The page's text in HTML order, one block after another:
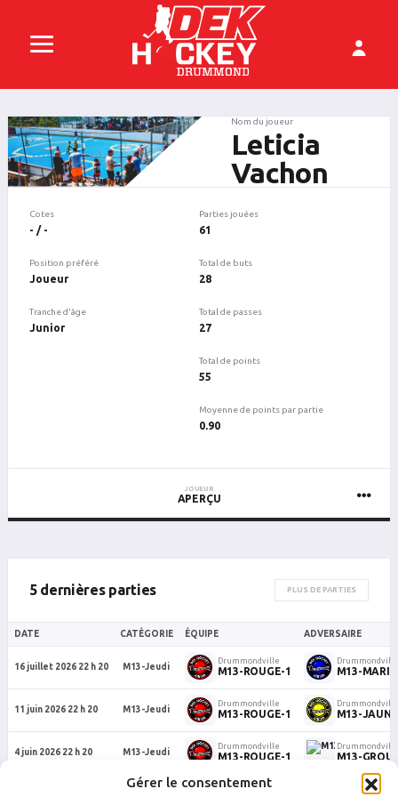
Gérer le consentement
Nom du joueur
Leticia
Vachon
Cotes
- / -
Position préféré
Joueur
Tranche d'âge
Junior
Parties jouées
61
Total de buts
28
Total de passes
27
Total de points
55
Moyenne de points par partie
0.90
JOUEUR
APERÇU
5 dernières parties PLUS DE PARTIES
DATE CATÉGORIE ÉQUIPE ADVERSAIRE
16 juillet 2026 22 h 20 M13-Jeudi
Drummondville
M13-ROUGE-1
Drummondville
M13-
11 juin 2026 22 h 20 M13-Jeudi
Drummondville
M13-ROUGE-1
Drummondville
M13-
4 juin 2026 22 h 20 M13-Jeudi
Drummondville
M13-ROUGE-1
Drummondville
M13-
Drummondville Drummondville